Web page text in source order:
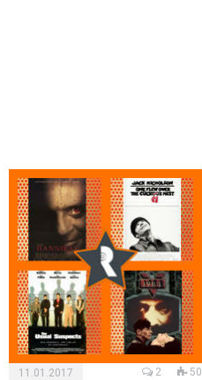
Kültür
ve
Sanat
11.01.2017
2 50